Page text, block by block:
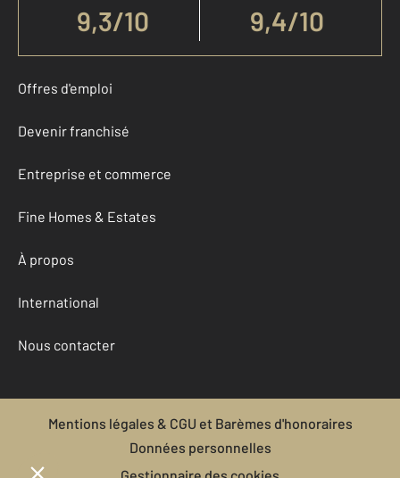
9,3/10 9,4/10
Offres d'emploi
Devenir franchisé
Entreprise et commerce
Fine Homes & Estates
À propos
International
Nous contacter
Mentions légales & CGU et Barèmes d'honoraires
Données personnelles